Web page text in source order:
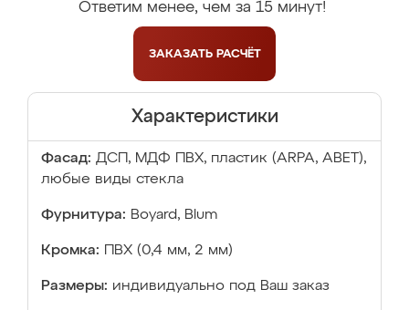
Ответим менее, чем за 15 минут!
ЗАКАЗАТЬ РАСЧЁТ
Характеристики
Фасад: ДСП, МДФ ПВХ, пластик (ARPA, ABET),
любые виды стекла
Фурнитура: Boyard, Blum
Кромка: ПВХ (0,4 мм, 2 мм)
Размеры: индивидуально под Ваш заказ